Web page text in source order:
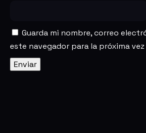
Guarda mi nombre, correo
este navegador para la próxima